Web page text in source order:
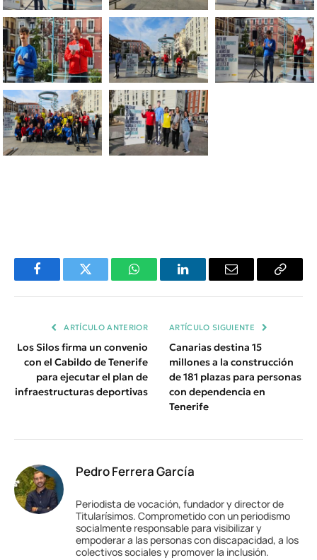
FacebookTwitter WhatsAppLinkedInEmail
Copiar
ARTÍCULO ANTERIOR
Los Silos firma un convenio
con el Cabildo de Tenerife
para ejecutar el plan de
infraestructuras deportivas
ARTÍCULO SIGUIENTE
Canarias destina 15
millones a la construcción
de 181 plazas para personas
con dependencia en
Tenerife
Pedro Ferrera García
Periodista de vocación, fundador y director de
Titularísimos. Comprometido con un periodismo
socialmente responsable para visibilizar y
empoderar a las personas con discapacidad, a los
colectivos sociales y promover la inclusión.